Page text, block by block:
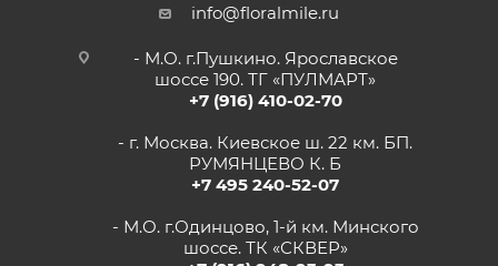
info@floralmile.ru
- М.О. г.Пушкино. Ярославское
шоссе 190. ТГ «ПУЛМАРТ»
+7 (916) 410-02-70
- г. Москва. Киевское ш. 22 км. БП.
РУМЯНЦЕВО К. Б
+7 495 240-52-07
- М.О. г.Одинцово, 1-й км. Минского
шоссе. ТК «СКВЕР»